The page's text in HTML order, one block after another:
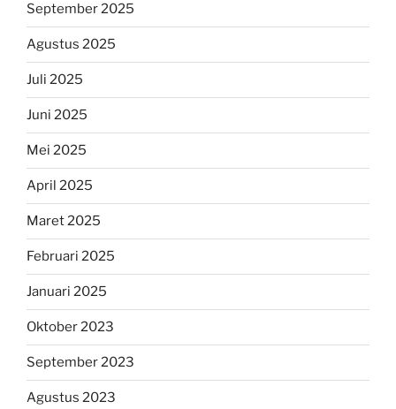
September 2025
Agustus 2025
Juli 2025
Juni 2025
Mei 2025
April 2025
Maret 2025
Februari 2025
Januari 2025
Oktober 2023
September 2023
Agustus 2023